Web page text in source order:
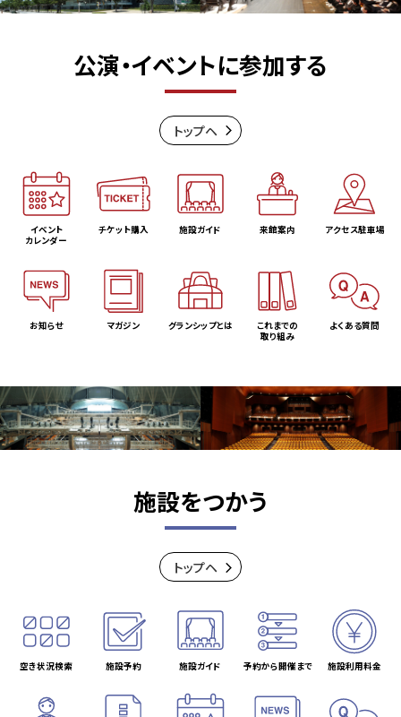
公演・イベントに参加する
トップヘ
イベント
カレンダー
チケット購入 施設ガイド 来館案内 アクセス駐車場
お知らせ マガジン グランシップとは
これまでの
取り組み
よくある質問
施設をつかう
トップヘ
空き状況検索 施設予約 施設ガイド 予約から開催まで 施設利用料金